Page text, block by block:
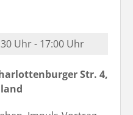
Uhr - 17:00 Uhr
Str. 4,